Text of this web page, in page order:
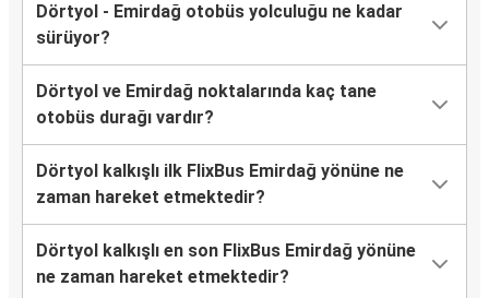
Dörtyol - Emirdağ otobüs yolculuğu ne kadar
sürüyor?
Dörtyol ve Emirdağ noktalarında kaç tane
otobüs durağı vardır?
Dörtyol kalkışlı ilk FlixBus Emirdağ yönüne ne
zaman hareket etmektedir?
Dörtyol kalkışlı en son FlixBus Emirdağ yönüne
ne zaman hareket etmektedir?